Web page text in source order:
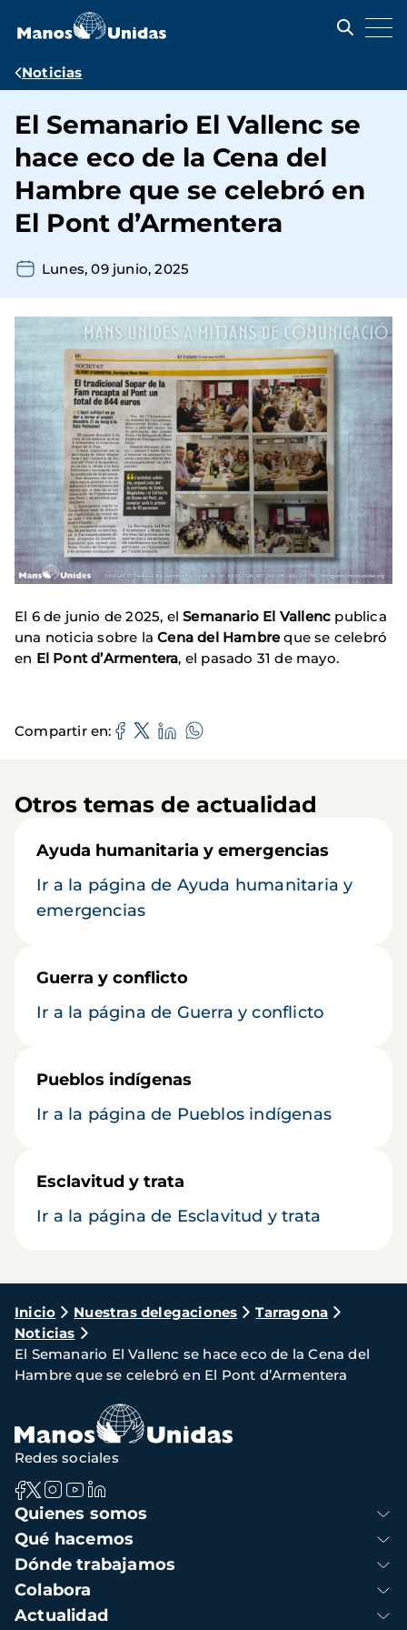
contenido
Ruta
navegación
Noticias
El Semanario El Vallenc se
hace eco de la Cena del
Hambre que se celebró en
El Pont d’Armentera
Lunes, 09 junio, 2025
El 6 de junio de 2025, elSemanario El Vallenc publica
una noticia sobre laCena del Hambreque se celebró
en El Pont d’Armentera, el pasado 31 de mayo.
Compartir en
Otros temas de actualidad
Ayuda humanitaria y emergencias
Ir a la página de Ayuda humanitaria y
emergencias
Guerra y conflicto
Ir a la página de Guerra y conflicto
Pueblos indígenas
Ir a la página de Pueblos indígenas
Esclavitud y trata
Ir a la página de Esclavitud y trata
Ruta
de
navegación
Inicio Nuestras delegaciones
Tarragona
Noticias
El Semanario El Vallenc se hace eco de la Cena del
Hambre que se celebró en El Pont d’Armentera
Navegación
principal
Quienes somos
Qué hacemos
Dónde trabajamos
Colabora
Actualidad
Redes sociales